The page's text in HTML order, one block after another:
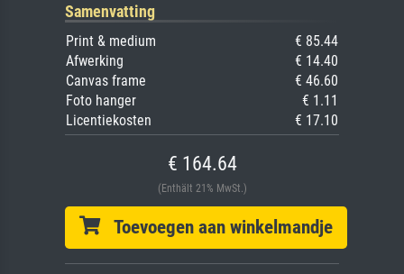
Samenvatting
Print & medium
€ 85.44
Afwerking
€ 14.40
Canvas frame
€ 46.60
Foto hanger
€ 1.11
Licentiekosten
€ 17.10
€ 164.64
(Enthält 21% MwSt.)
Toevoegen aan winkelmandje